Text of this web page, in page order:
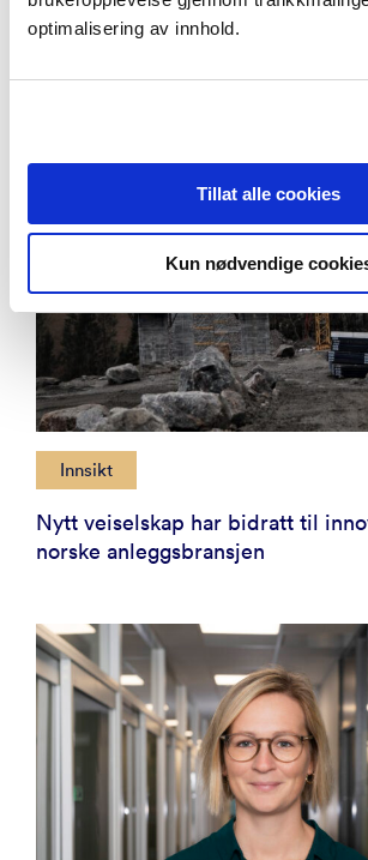
optimalisering av innhold.
Tillat alle cookies
Kun nødvendige
Aktuelt
Innsikt
Nytt veiselskap har bidratt til
norske anleggsbransjen